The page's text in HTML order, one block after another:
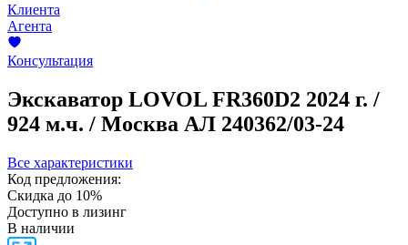
Клиента
Агента
Консультация
Экскаватор LOVOL FR360D2 2024 г. /
924 м.ч. / Москва АЛ 240362/03-24
Все характеристики
Код предложения:
Скидка до 10%
Доступно в лизинг
В наличии